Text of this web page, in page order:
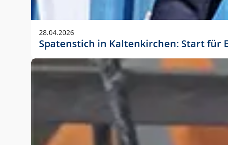
Anwendungsgröße im Layout:
28.04.2026
Spatenstich in Kaltenkirchen: Start für